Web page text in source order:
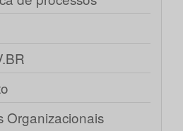
Organizacionais